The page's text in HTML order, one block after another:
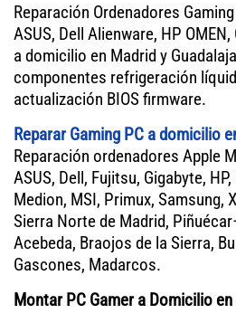
Reparación Ordenadores
ASUS, Dell Alienware, HP
a domicilio en Madrid y
componentes refrigeración
actualización BIOS firmware.
Reparar Gaming PC a domicilio
Reparación ordenadores Apple
ASUS, Dell, Fujitsu, Gigabyte,
Medion, MSI, Primux, Samsung,
Sierra Norte de Madrid,
Acebeda, Braojos de la Sierra,
Gascones, Madarcos.
Montar PC Gamer a Domicilio